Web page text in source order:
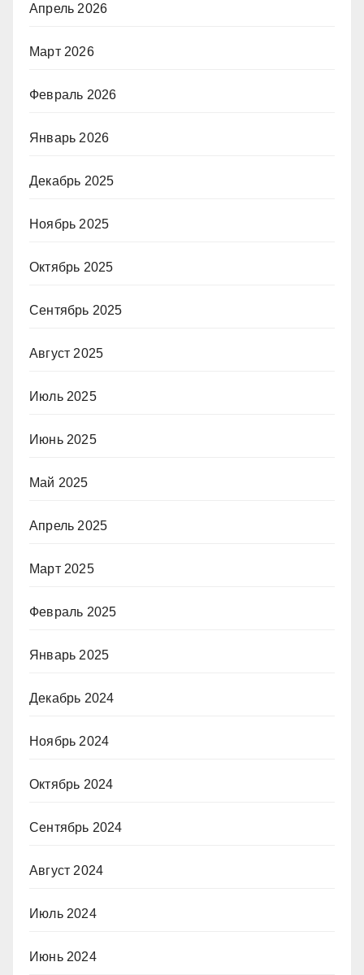
Апрель 2026
Март 2026
Февраль 2026
Январь 2026
Декабрь 2025
Ноябрь 2025
Октябрь 2025
Сентябрь 2025
Август 2025
Июль 2025
Июнь 2025
Май 2025
Апрель 2025
Март 2025
Февраль 2025
Январь 2025
Декабрь 2024
Ноябрь 2024
Октябрь 2024
Сентябрь 2024
Август 2024
Июль 2024
Июнь 2024